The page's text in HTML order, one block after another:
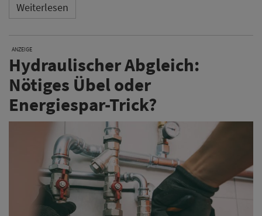
Weiterlesen
ANZEIGE
Hydraulischer Abgleich:
Nötiges Übel oder
Energiespar-Trick?